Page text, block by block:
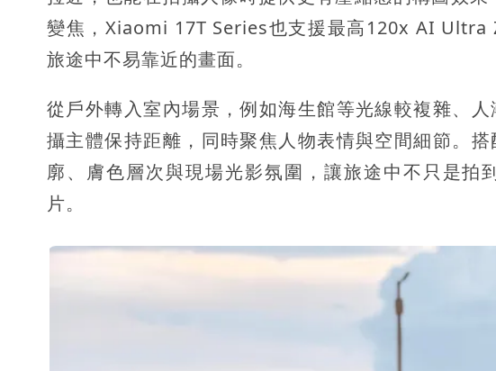
變焦，Xiaomi 17T Series也支援最高120x AI Ultra
旅途中不易靠近的畫面。
從戶外轉入室內場景，例如海生館等光線較複雜、
攝主體保持距離，同時聚焦人物表情與空間細節。
廓、膚色層次與現場光影氛圍，讓旅途中不只是拍
片。